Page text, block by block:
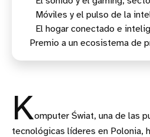
Móviles y el pulso de la
El hogar conectado e
Premio a un ecosistema de
Komputer Świat, una de las
tecnológicas líderes en Polonia,